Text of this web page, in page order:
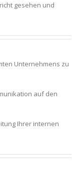
gesehen und
Unternehmens zu
auf den
Ihrer internen